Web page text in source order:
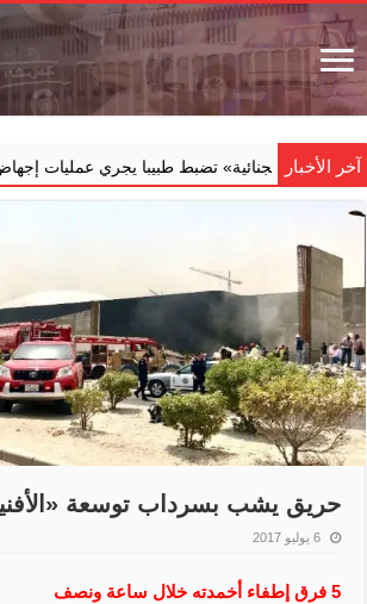
آخر الأخبار
تضبط طبيبا يجري عمليات إجهاض مخالفة مقابل
حريق يشب بسرداب توسعة
6 يوليو 2017
5 فرق إطفاء أخمدته خلال ساعة ونصف